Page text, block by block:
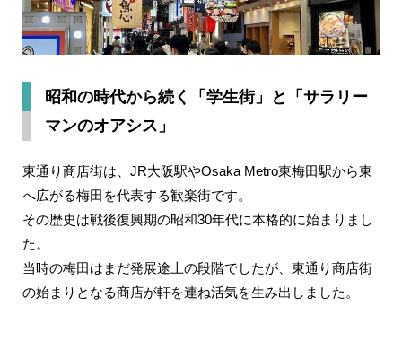
昭和の時代から続く「学生街」と「サラリー
マンのオアシス」
東通り商店街は、JR大阪駅やOsaka Metro東梅田駅から東
へ広がる梅田を代表する歓楽街です。
その歴史は戦後復興期の昭和30年代に本格的に始まりまし
た。
当時の梅田はまだ発展途上の段階でしたが、東通り商店街
の始まりとなる商店が軒を連ね活気を生み出しました。